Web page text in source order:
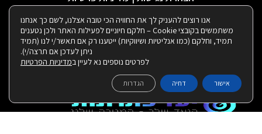
ניהול ועיצוב ע"י רבקי שאולזון:
| בנייה ותחזוקת האתר:
אנו רוצים להעניק לך את החוויה הכי טובה אצלנו, לשם כך אנחנו
משתמשים בקובצי Cookie – חלקם חיוניים לפעילות האתר ולכן נטענים
תמיד, וחלקם (כמו אנליטיות ושיווקיות) ייטענו רק אם תאשר/י לנו (תמיד
ניתן לעדכן אם תרצה/י).
לפרטים נוספים נא לעיין במדיניות הפרטיות
אישור דחיה הגדרות